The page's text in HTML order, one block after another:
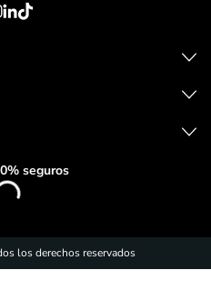
seguros
los derechos reservados